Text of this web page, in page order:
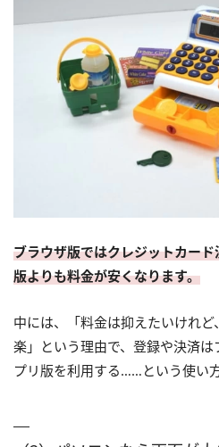
ブラウザ版ではクレジットカー
版よりも料金が安くなります。
中には、「料金は抑えたいけれ
楽」という理由で、登録や決済
プリ版を利用する……という使い